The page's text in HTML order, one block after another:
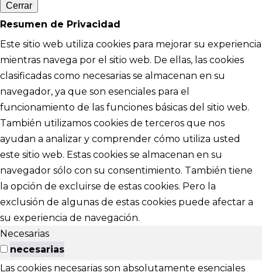
Cerrar
Resumen de Privacidad
Este sitio web utiliza cookies para mejorar su experiencia
mientras navega por el sitio web. De ellas, las cookies
clasificadas como necesarias se almacenan en su
navegador, ya que son esenciales para el
funcionamiento de las funciones básicas del sitio web.
También utilizamos cookies de terceros que nos
ayudan a analizar y comprender cómo utiliza usted
este sitio web. Estas cookies se almacenan en su
navegador sólo con su consentimiento. También tiene
la opción de excluirse de estas cookies. Pero la
exclusión de algunas de estas cookies puede afectar a
su experiencia de navegación.
Necesarias
necesarias
Las cookies necesarias son absolutamente esenciales